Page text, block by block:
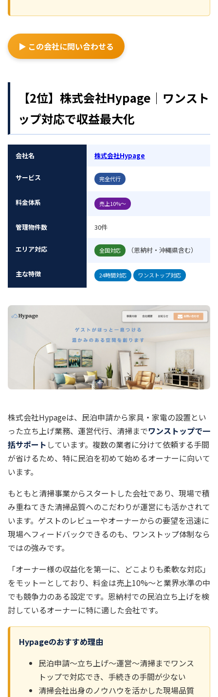
▶ この会社に問い合わせる
【2位】株式会社Hypage｜ワンスト
ップ対応で収益最大化
会社名 株式会社Hypage
サービス 完全代行
料金体系 売上10%～
管理物件数 30件
エリア対応 全国対応 （恩納村・沖縄県含む）
主な特徴 24時間対応 ワンストップ対応
株式会社Hypageは、民泊申請から家具・家電の設置とい
った立ち上げ業務、運営代行、清掃までワンストップで一
括サポート しています。複数の業者に分けて依頼する手間
が省けるため、特に民泊を初めて始めるオーナーに向いて
います。
もともと清掃事業からスタートした会社であり、現場で積
み重ねてきた清掃品質へのこだわりが運営にも活かされて
います。ゲストのレビューやオーナーからの要望を迅速に
現場へフィードバックできるのも、ワンストップ体制なら
ではの強みです。
「オーナー様の収益化を第一に、どこよりも柔軟な対応」
をモットーとしており、料金は売上10%～と業界水準の中
でも競争力のある設定です。恩納村での民泊立ち上げを検
討しているオーナーに特に適した会社です。
Hypageのおすすめ理由
民泊申請〜立ち上げ〜運営〜清掃までワンス
トップで対応でき、手続きの手間が少ない
清掃会社出身のノウハウを活かした現場品質